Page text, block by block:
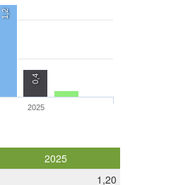
1,2
0,4
2025
2025
1,20